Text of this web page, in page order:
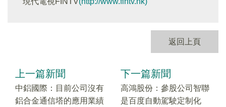
返回上頁
上一篇新聞
中鋁國際：目前公司沒有
鋁合金通信塔的應用業績
下一篇新聞
高鴻股份：參股公司智聯
是百度自動駕駛定制化